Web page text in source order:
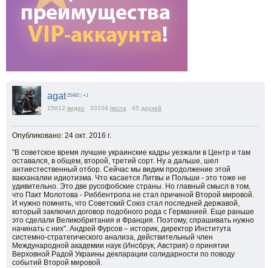
agat 25482 +1
15612 видео 20104 поста 45 друзей
Опубликовано: 24 окт. 2016 г.
"В советское время лучшие украинские кадры уезжали в Центр и там
оставался, в общем, второй, третий сорт. Ну а дальше, шел
антиестественный отбор. Сейчас мы видим продолжение этой
вакханалии идиотизма. Что касается Литвы и Польши - это тоже не
удивительно. Это две русофобские страны. Но главный смысл в том,
что Пакт Молотова - Риббентропа не стал причиной Второй мировой.
И нужно помнить, что Советский Союз стал последней державой,
который заключил договор подобного рода с Германией. Еще раньше
это сделали Великобритания и Франция. Поэтому, спрашивать нужно
начинать с них". Андрей Фурсов – историк, директор Института
системно-стратегического анализа, действительный член
Международной академии наук (Инсбрук, Австрия) о принятии
Верховной Радой Украины декларации солидарности по поводу
событий Второй мировой.